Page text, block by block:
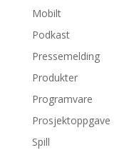
Mobilt
Podkast
Pressemelding
Produkter
Programvare
Prosjektoppgave
Spill